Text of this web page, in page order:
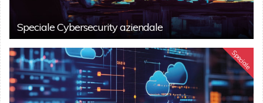
Speciale Cybersecurity aziendale
Speciale